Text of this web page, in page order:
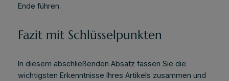
Ende führen.
Fazit mit Schlüsselpunkten
In diesem abschließenden Absatz fassen Sie die
wichtigsten Erkenntnisse Ihres Artikels zusammen und